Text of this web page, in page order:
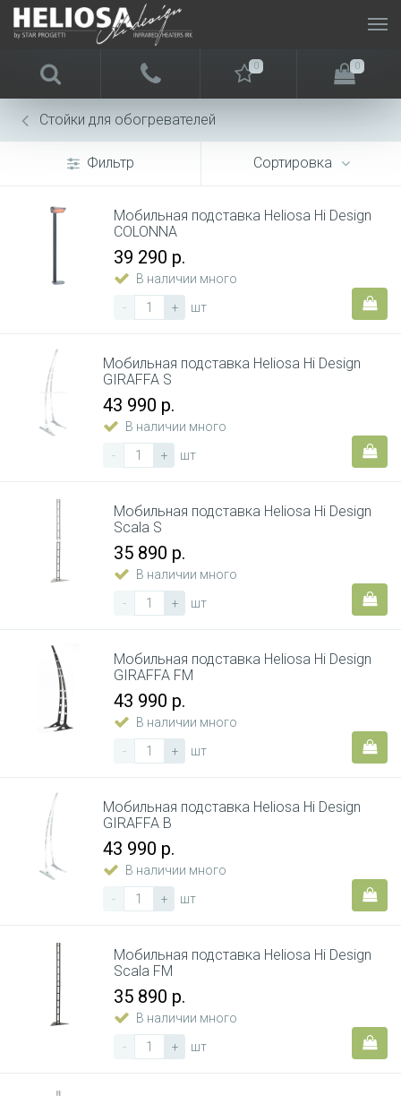
0 0
Стойки для обогревателей
Фильтр Сортировка
Мобильная подставка Heliosa Hi Design
COLONNA
39 290 р.
В наличии много
-
+ шт
Мобильная подставка Heliosa Hi Design
GIRAFFA S
43 990 р.
В наличии много
-
+ шт
Мобильная подставка Heliosa Hi Design
Scala S
35 890 р.
В наличии много
-
+ шт
Мобильная подставка Heliosa Hi Design
GIRAFFA FM
43 990 р.
В наличии много
-
+ шт
Мобильная подставка Heliosa Hi Design
GIRAFFA B
43 990 р.
В наличии много
-
+ шт
Мобильная подставка Heliosa Hi Design
Scala FM
35 890 р.
В наличии много
-
+ шт